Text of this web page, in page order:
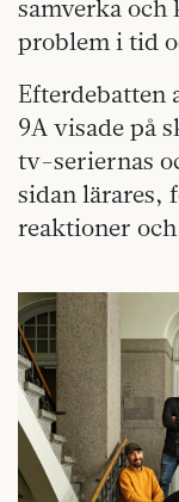
samverka och
problem i tid
Efterdebatten
9A visade på
tv-seriernas
sidan lärares,
reaktioner